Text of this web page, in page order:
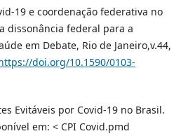
19 e coordenação federativa no
dissonância federal para a
em Debate, Rio de Janeiro,v.44,
doi.org/10.1590/0103-
Evitáveis por Covid-19 no Brasil.
em: < CPI Covid.pmd